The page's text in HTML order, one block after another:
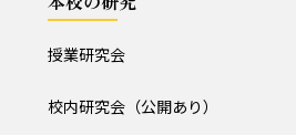
授業研究会
校内研究会（公開あり）